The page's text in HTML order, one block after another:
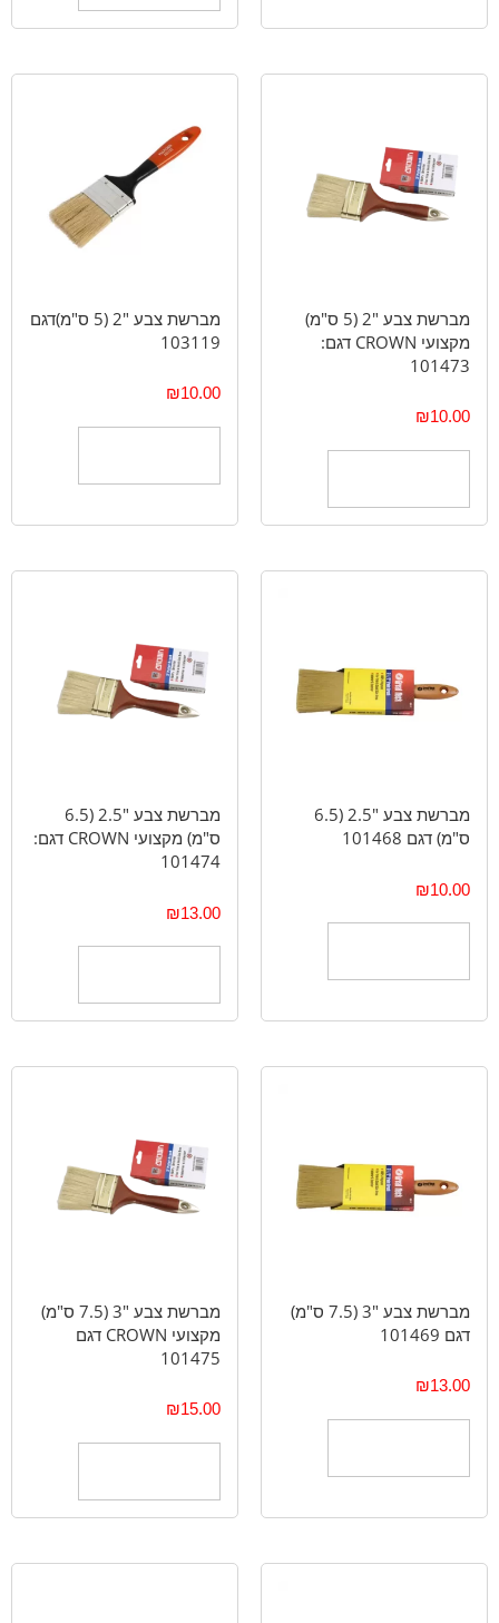
מברשת צבע "2 (5 ס"מ)
מקצועי CROWN דגם:
101473
₪10.00
מברשת צבע "2 (5 ס"מ)דגם
103119
₪10.00
מברשת צבע "2.5 (6.5
ס"מ) דגם 101468
₪10.00
מברשת צבע "2.5 (6.5
ס"מ) מקצועי CROWN דגם:
101474
₪13.00
מברשת צבע "3 (7.5 ס"מ)
דגם 101469
₪13.00
מברשת צבע "3 (7.5 ס"מ)
מקצועי CROWN דגם
101475
₪15.00